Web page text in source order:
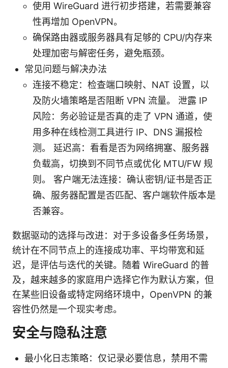
使用 WireGuard 进行初步搭建，若需要兼容
性再增加 OpenVPN。
确保路由器或服务器具有足够的 CPU/内存来
处理加密与解密任务，避免瓶颈。
常见问题与解决办法
连接不稳定：检查端口映射、NAT 设置，以
及防火墙策略是否阻断 VPN 流量。 泄露 IP
风险：务必验证是否真的走了 VPN 通道，使
用多种在线检测工具进行 IP、DNS 漏报检
测。 延迟高：看看是否为网络拥塞、服务器
负载高，切换到不同节点或优化 MTU/FW 规
则。 客户端无法连接：确认密钥/证书是否正
确、服务器配置是否匹配、客户端软件版本是
否兼容。
数据驱动的选择与改进：对于多设备多任务场景，
统计在不同节点上的连接成功率、平均带宽和延
迟，是评估与迭代的关键。随着 WireGuard 的普
及，越来越多的家庭用户选择它作为默认方案，但
在某些旧设备或特定网络环境中，OpenVPN 的兼
容性仍然是一个现实考虑。
安全与隐私注意
最小化日志策略：仅记录必要信息，禁用不需